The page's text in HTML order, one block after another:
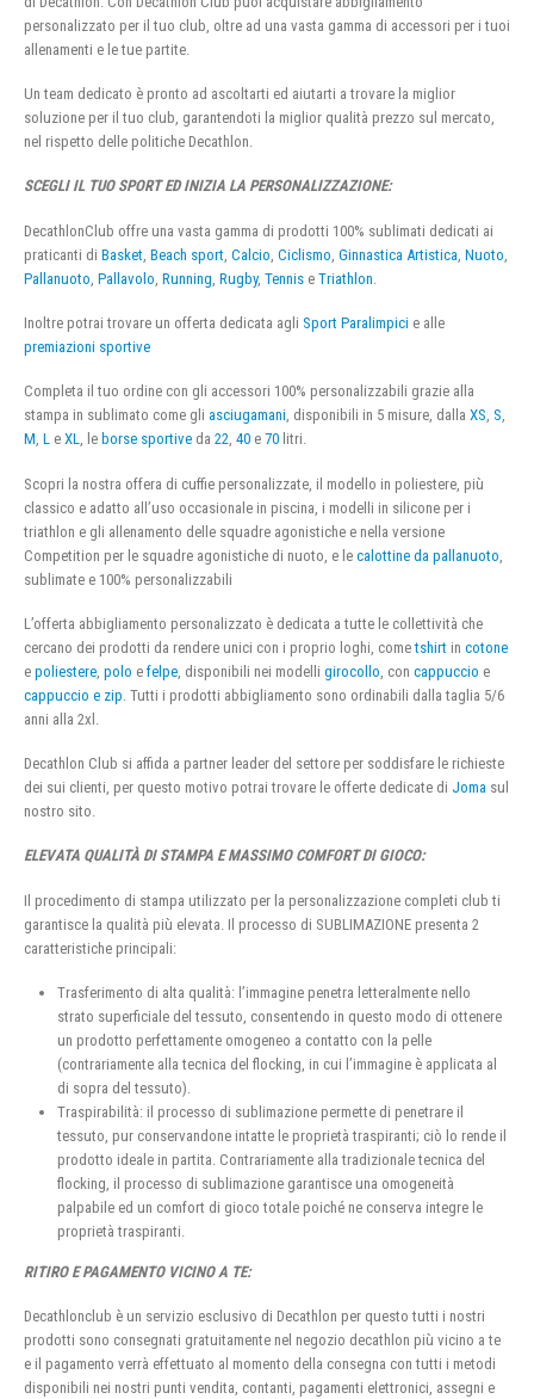
personalizzato per il tuo club, oltre ad una vasta gamma di accessori per i tuoi
allenamenti e le tue partite.
Un team dedicato è pronto ad ascoltarti ed aiutarti a trovare la miglior
soluzione per il tuo club, garantendoti la miglior qualità prezzo sul mercato,
nel rispetto delle politiche Decathlon.
SCEGLI IL TUO SPORT ED INIZIA LA PERSONALIZZAZIONE:
DecathlonClub offre una vasta gamma di prodotti 100% sublimati dedicati ai
praticanti di Basket Beach sport Calcio Ciclismo Ginnastica Artistica Nuoto
Pallanuoto Pallavolo Running Rugby, Tennis e Triathlon
Inoltre potrai trovare un offerta dedicata agli Sport Paralimpici e alle
premiazioni sportive
Completa il tuo ordine con gli accessori 100% personalizzabili grazie alla
stampa in sublimato come gli asciugamani, disponibili in 5 misure, dalla XS, S,
M, L e XL, le borse sportive da 22, 40 e 70 litri.
Scopri la nostra offera di cuffie personalizzate, il modello in poliestere, più
classico e adatto all’uso occasionale in piscina, i modelli in silicone per i
triathlon e gli allenamento delle squadre agonistiche e nella versione
Competition per le squadre agonistiche di nuoto, e le calottine da pallanuoto
sublimate e 100% personalizzabili
L’offerta abbigliamento personalizzato è dedicata a tutte le collettività che
cercano dei prodotti da rendere unici con i proprio loghi, cometshirt in cotone
e poliestere polo e felpe , disponibili nei modelli girocollo , con cappuccio e
cappuccio e zip . Tutti i prodotti abbigliamento sono ordinabili dalla taglia 5/6
anni alla 2xl.
Decathlon Club si affida a partner leader del settore per soddisfare le richieste
dei sui clienti, per questo motivo potrai trovare le offerte dedicate di Joma sul
nostro sito.
ELEVATA QUALITÀ DI STAMPA E MASSIMO COMFORT DI GIOCO:
Il procedimento di stampa utilizzato per la personalizzazione completi club ti
garantisce la qualità più elevata. Il processo di SUBLIMAZIONE presenta 2
caratteristiche principali:
Trasferimento di alta qualità: l’immagine penetra letteralmente nello
strato superficiale del tessuto, consentendo in questo modo di ottenere
un prodotto perfettamente omogeneo a contatto con la pelle
(contrariamente alla tecnica del flocking, in cui l’immagine è applicata al
di sopra del tessuto).
Traspirabilità: il processo di sublimazione permette di penetrare il
tessuto, pur conservandone intatte le proprietà traspiranti; ciò lo rende il
prodotto ideale in partita. Contrariamente alla tradizionale tecnica del
flocking, il processo di sublimazione garantisce una omogeneità
palpabile ed un comfort di gioco totale poiché ne conserva integre le
proprietà traspiranti.
RITIRO E PAGAMENTO VICINO A TE:
Decathlonclub è un servizio esclusivo di Decathlon per questo tutti i nostri
prodotti sono consegnati gratuitamente nel negozio decathlon più vicino a te
e il pagamento verrà effettuato al momento della consegna con tutti i metodi
disponibili nei nostri punti vendita, contanti, pagamenti elettronici, assegni e